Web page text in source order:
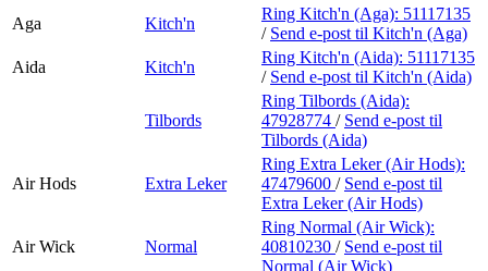
Aga
Kitch'n
Ring Kitch'n (Aga): 51117135
/ Send e-post til Kitch'n (Aga)
Aida
Kitch'n
Ring Kitch'n (Aida): 51117135
/ Send e-post til Kitch'n (Aida)
Tilbords
Ring Tilbords (Aida):
47928774 / Send e-post til
Tilbords (Aida)
Air Hods Extra Leker
Ring Extra Leker (Air Hods):
47479600 / Send e-post til
Extra Leker (Air Hods)
Air Wick Normal
Ring Normal (Air Wick):
40810230 / Send e-post til
Normal (Air Wick)